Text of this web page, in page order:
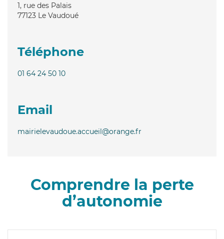
1, rue des Palais
77123 Le Vaudoué
Téléphone
01 64 24 50 10
Email
mairielevaudoue.accueil@orange.fr
Comprendre la perte
d’autonomie